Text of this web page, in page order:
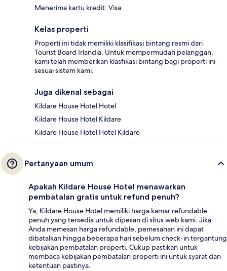
Menerima kartu kredit: Visa
Kelas properti
Properti ini tidak memiliki klasifikasi bintang resmi dari
Tourist Board Irlandia. Untuk mempermudah pelanggan,
kami telah memberikan klasfikasi bintang bagi properti ini
sesuai sistem kami.
Juga dikenal sebagai
Kildare House Hotel Hotel
Kildare House Hotel Kildare
Kildare House Hotel Hotel Kildare
Pertanyaan umum
Apakah Kildare House Hotel menawarkan
pembatalan gratis untuk refund penuh?
Ya, Kildare House Hotel memiliki harga kamar refundable
penuh yang tersedia untuk dipesan di situs web kami. Jika
Anda memesan harga refundable, pemesanan ini dapat
dibatalkan hingga beberapa hari sebelum check-in tergantung
kebijakan pembatalan properti. Cukup pastikan untuk
membaca kebijakan pembatalan properti ini untuk syarat dan
ketentuan pastinya.